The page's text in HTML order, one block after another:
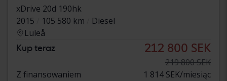
xDrive 20d 190hk
2015
105 580 km
Diesel
Luleå
Kup teraz 212 800 SEK
219 800 SEK
Z finansowaniem
1 814 SEK/miesiąc